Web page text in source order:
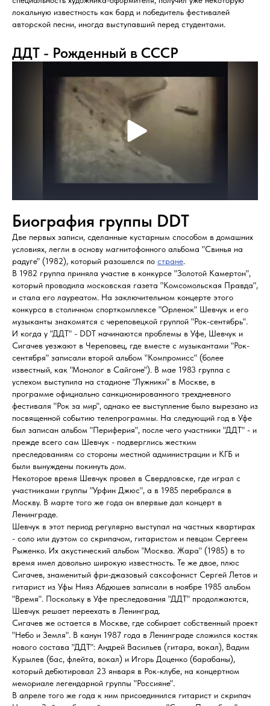
локальную известность как бард и победитель фестивалей
авторской песни, иногда выступавший перед студентами.
ДДТ - Рожденный в СССР
Биография группы DDT
Две первых записи, сделанные кустарным способом в домашних
условиях, легли в основу магнитофонного альбома "Свинья на
радуге" (1982), который разошелся по стране.
В 1982 группа приняла участие в конкурсе "Золотой Камертон",
который проводила московская газета "Комсомольская Правда",
и стала его лауреатом. На заключительном концерте этого
конкурса в столичном спорткомплексе "Орленок" Шевчук и его
музыканты знакомятся с череповецкой группой "Рок-сентябрь".
И когда у "ДДТ" - DDT начинаются проблемы в Уфе, Шевчук и
Сигачев уезжают в Череповец, где вместе с музыкантами "Рок-
сентября" записали второй альбом "Компромисс" (более
известный, как "Монолог в Сайгоне"). В мае 1983 группа с
успехом выступила на стадионе "Лужники" в Москве, в
программе официально санкционированного трехдневного
фестиваля "Рок за мир", однако ее выступление было вырезано из
посвященной событию телепрограммы. На следующий год в Уфе
был записан альбом "Периферия", после чего участники "ДДТ" - и
прежде всего сам Шевчук - подверглись жестким
преследованиям со стороны местной администрации и КГБ и
были вынуждены покинуть дом.
Некоторое время Шевчук провел в Свердловске, где играл с
участниками группы "Урфин Джюс", а в 1985 перебрался в
Москву. В марте того же года он впервые дал концерт в
Ленинграде.
Шевчук в этот период регулярно выступал на частных квартирах
- соло или дуэтом со скрипачом, гитаристом и певцом Сергеем
Рыженко. Их акустический альбом "Москва. Жара" (1985) в то
время имел довольно широкую известность. Те же двое, плюс
Сигачев, знаменитый фри-джазовый саксофонист Сергей Летов и
гитарист из Уфы Нияз Абдюшев записали в ноябре 1985 альбом
"Время". Поскольку в Уфе преследования "ДДТ" продолжаются,
Шевчук решает переехать в Ленинград.
Сигачев же остается в Москве, где собирает собственный проект
"Небо и Земля". В канун 1987 года в Ленинграде сложился костяк
нового состава "ДДТ": Андрей Васильев (гитара, вокал), Вадим
Курылев (бас, флейта, вокал) и Игорь Доценко (барабаны),
который дебютировал 23 января в Рок-клубе, на концертном
мемориале легендарной группы "Россияне".
В апреле того же года к ним присоединился гитарист и скрипач